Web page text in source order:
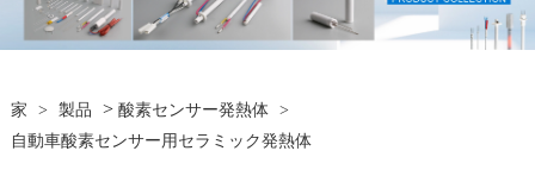
家 > 製品 > 酸素センサー発熱体
>
自動車酸素センサー用セラミック発熱体